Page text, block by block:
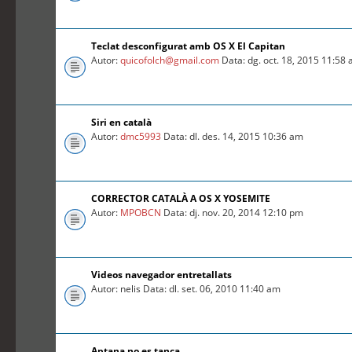
Teclat desconfigurat amb OS X El Capitan
Autor:quicofolch@gmail.com Data: dg. oct. 18, 2015 11:58
Siri en català
Autor:dmc5993 Data: dl. des. 14, 2015 10:36 am
CORRECTOR CATALÀ A OS X YOSEMITE
Autor: MPOBCN Data: dj. nov. 20, 2014 12:10 pm
Videos navegador entretallats
Autor: nelis Data: dl. set. 06, 2010 11:40 am